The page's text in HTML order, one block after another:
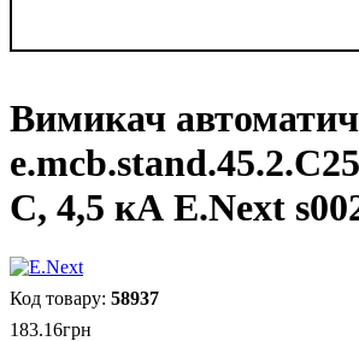
Вимикач
C, 4,5 кА E.Next
58937
183.16грн